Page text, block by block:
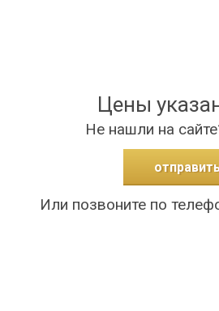
Цены
Не нашли на
Или позвоните по